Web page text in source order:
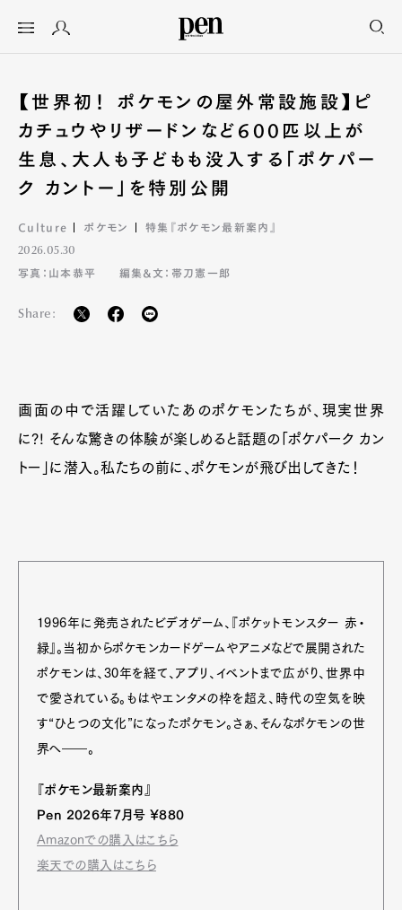
【世界初！ ポケモンの屋外常設施設】ピ
カチュウやリザードンなど600匹以上が
生息、大人も子どもも没入する「ポケパー
ク カントー」を特別公開
Culture ポケモン 特集『ポケモン最新案内』
2026.05.30
写真：山本恭平
編集&文：帯刀憲一郎
Share:
画面の中で活躍していたあのポケモンたちが、現実世界
に?! そんな驚きの体験が楽しめると話題の「ポケパーク カン
トー」に潜入。私たちの前に、ポケモンが飛び出してきた！
1996年に発売されたビデオゲーム、『ポケットモンスター 赤・
緑』。当初からポケモンカードゲームやアニメなどで展開された
ポケモンは、30年を経て、アプリ、イベントまで広がり、世界中
で愛されている。もはやエンタメの枠を超え、時代の空気を映
す“ひとつの文化”になったポケモン。さぁ、そんなポケモンの世
界へ――。
『ポケモン最新案内』
Pen 2026年7月号 ¥880
Amazonでの購入はこちら
楽天での購入はこちら